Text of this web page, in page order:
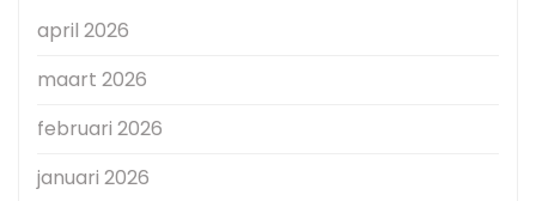
april 2026
maart 2026
februari 2026
januari 2026